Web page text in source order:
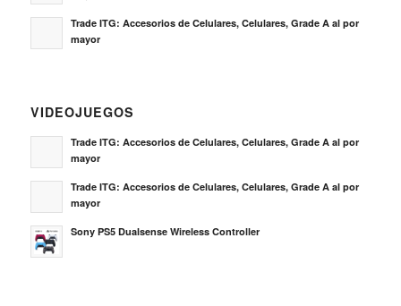
Trade ITG: Accesorios de Celulares, Celulares, Grade A al por
mayor
VIDEOJUEGOS
Trade ITG: Accesorios de Celulares, Celulares, Grade A al por
mayor
Trade ITG: Accesorios de Celulares, Celulares, Grade A al por
mayor
Sony PS5 Dualsense Wireless Controller